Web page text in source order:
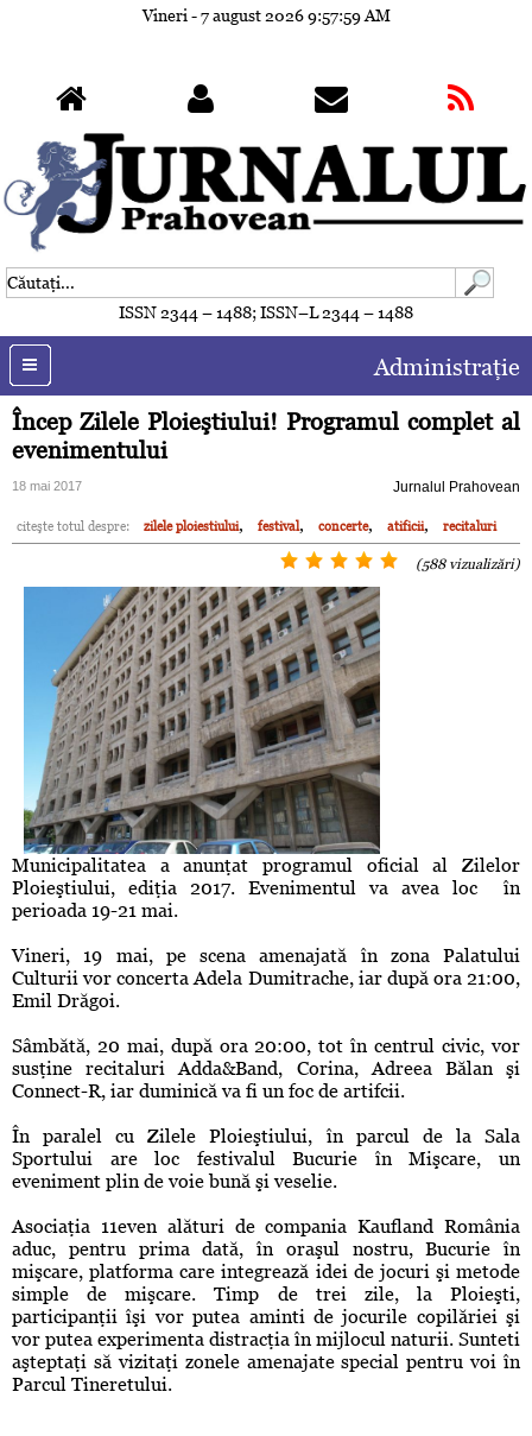
Vineri - 7 august 20269:58:02 AM
ISSN 2344 – 1488; ISSN–L 2344 – 1488
Administraţie
Încep Zilele Ploieştiului! Programul complet al
evenimentului
18 mai 2017 Jurnalul Prahovean
citeşte totul despre: zilele ploiestiului, festival, concerte, atificii, recitaluri
(588 vizualizări)
Municipalitatea a anunţat programul oficial al Zilelor
Ploieştiului, ediţia 2017. Evenimentul va avea loc în
perioada 19-21 mai.
Vineri, 19 mai, pe scena amenajată în zona Palatului
Culturii vor concerta Adela Dumitrache, iar după ora 21:00,
Emil Drăgoi.
Sâmbătă, 20 mai, după ora 20:00, tot în centrul civic, vor
susţine recitaluri Adda&Band, Corina, Adreea Bălan şi
Connect-R, iar duminică va fi un foc de artifcii.
În paralel cu Zilele Ploieştiului, în parcul de la Sala
Sportului are loc festivalul Bucurie în Mişcare, un
eveniment plin de voie bună şi veselie.
Asociaţia 11even alături de compania Kaufland România
aduc, pentru prima dată, în oraşul nostru, Bucurie în
mişcare, platforma care integrează idei de jocuri şi metode
simple de mişcare. Timp de trei zile, la Ploieşti,
participanţii îşi vor putea aminti de jocurile copilăriei şi
vor putea experimenta distracţia în mijlocul naturii. Sunteti
aşteptaţi să vizitaţi zonele amenajate special pentru voi în
Parcul Tineretului.